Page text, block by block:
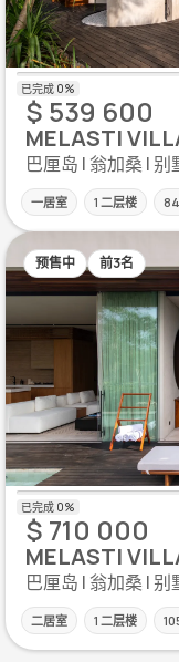
$ 539 600
MELASTI
巴厘岛 | 翁加桑 | 别
一居室 1 二层楼
预售中 前3名
$ 710 000
MELASTI
巴厘岛 | 翁加桑 | 别
二居室 1 二层楼